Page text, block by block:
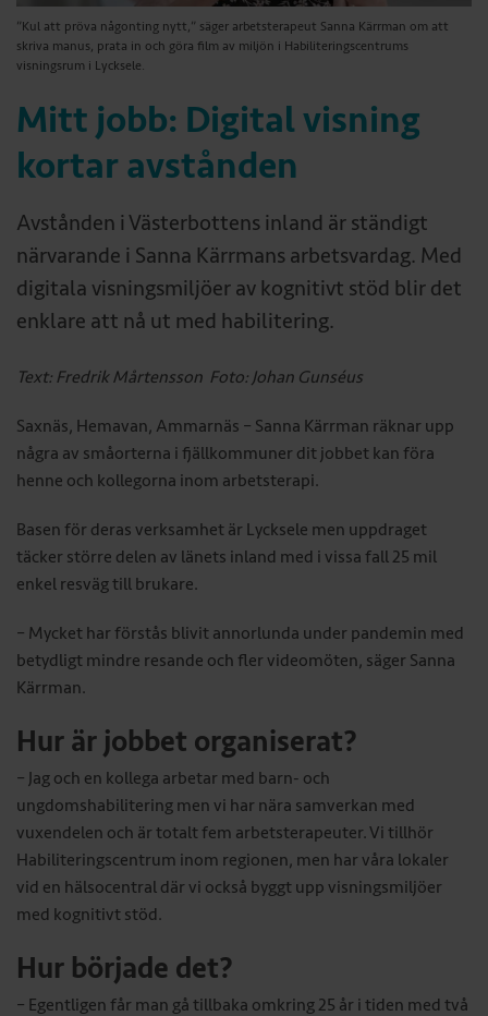
”Kul att pröva någonting nytt,” säger arbetsterapeut Sanna Kärrman om att
skriva manus, prata in och göra film av miljön i Habiliteringscentrums
visningsrum i Lycksele.
Mitt jobb: Digital visning
kortar avstånden
Avstånden i Västerbottens inland är ständigt
närvarande i Sanna Kärrmans arbetsvardag. Med
digitala visningsmiljöer av kognitivt stöd blir det
enklare att nå ut med habilitering.
Text: Fredrik Mårtensson Foto: Johan Gunséus
Saxnäs, Hemavan, Ammarnäs – Sanna Kärrman räknar upp
några av småorterna i fjällkommuner dit jobbet kan föra
henne och kollegorna inom arbetsterapi.
Basen för deras verksamhet är Lycksele men uppdraget
täcker större delen av länets inland med i vissa fall 25 mil
enkel resväg till brukare.
– Mycket har förstås blivit annorlunda under pandemin med
betydligt mindre resande och fler videomöten, säger Sanna
Kärrman.
Hur är jobbet organiserat?
– Jag och en kollega arbetar med barn- och
ungdomshabilitering men vi har nära samverkan med
vuxendelen och är totalt fem arbetsterapeuter. Vi tillhör
Habiliteringscentrum inom regionen, men har våra lokaler
vid en hälsocentral där vi också byggt upp visningsmiljöer
med kognitivt stöd.
Hur började det?
– Egentligen får man gå tillbaka omkring 25 år i tiden med två